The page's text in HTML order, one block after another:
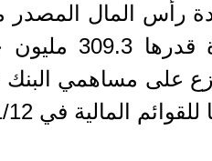
على مساهمي البنك
المالية في 31/12 /2019